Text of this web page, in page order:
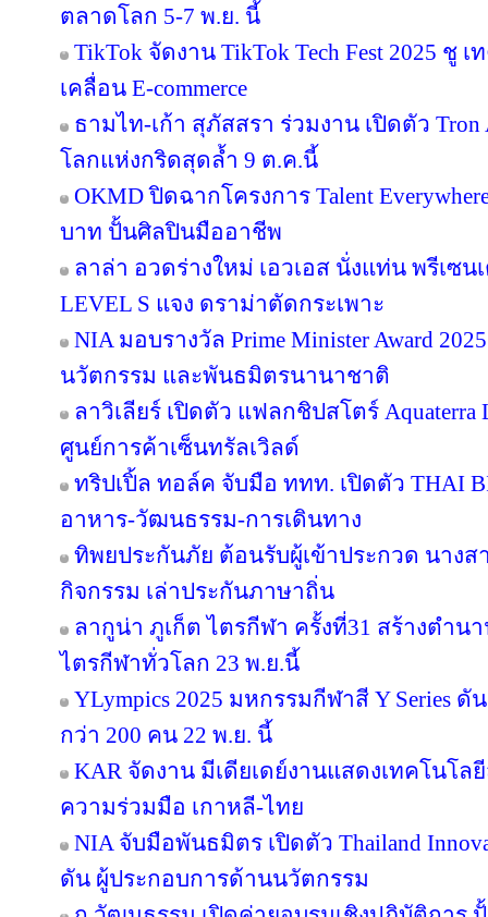
ตลาดโลก 5-7 พ.ย. นี้
TikTok จัดงาน TikTok Tech Fest 2025 ชู
เคลื่อน E-commerce
ธามไท-เก้า สุภัสสรา ร่วมงาน เปิดตัว
โลกแห่งกริดสุดล้ำ 9 ต.ค.นี้
OKMD ปิดฉากโครงการ Talent
บาท ปั้นศิลปินมืออาชีพ
ลาล่า อวดร่างใหม่ เอวเอส นั่งแท่น พรีเซ
LEVEL S แจง ดราม่าตัดกระเพาะ
NIA มอบรางวัล Prime Minister Award
นวัตกรรม และพันธมิตรนานาชาติ
ลาวิเลียร์ เปิดตัว แฟลกชิปสโตร์
ศูนย์การค้าเซ็นทรัลเวิลด์
ทริปเปิ้ล ทอล์ค จับมือ ททท. เปิดตัว THAI
อาหาร-วัฒนธรรม-การเดินทาง
ทิพยประกันภัย ต้อนรับผู้เข้าประกวด นางส
กิจกรรม เล่าประกันภาษาถิ่น
ลากูน่า ภูเก็ต ไตรกีฬา ครั้งที่31 สร้างตำ
ไตรกีฬาทั่วโลก 23 พ.ย.นี้
YLympics 2025 มหกรรมกีฬาสี Y Series
กว่า 200 คน 22 พ.ย. นี้
KAR จัดงาน มีเดียเดย์งานแสดงเทคโนโ
ความร่วมมือ เกาหลี-ไทย
NIA จับมือพันธมิตร เปิดตัว Thailand
ดัน ผู้ประกอบการด้านนวัตกรรม